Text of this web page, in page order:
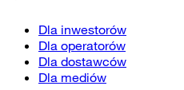
Dla inwestorów
Dla operatorów
Dla dostawców
Dla mediów